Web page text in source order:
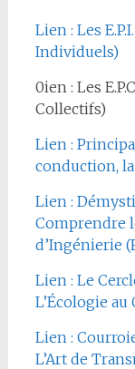
Lien : Les
Individuels)
0ien : Les
Collectifs)
Lien :
conduction,
Lien :
Comprendre
d’Ingénierie
Lien : Le
L’Écologie
Lien :
L’Art de